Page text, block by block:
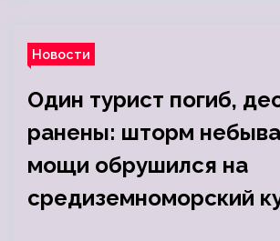
Новости
Один турист погиб,
ранены: шторм
мощи обрушился на
средиземноморский